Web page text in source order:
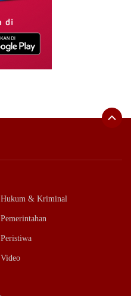
Hukum & Kriminal
Pemerintahan
Peristiwa
Video